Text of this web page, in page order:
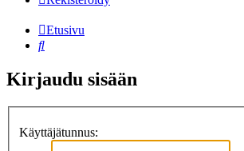
Etusivu
Etsi
Kirjaudu sisään
Käyttäjätunnus: